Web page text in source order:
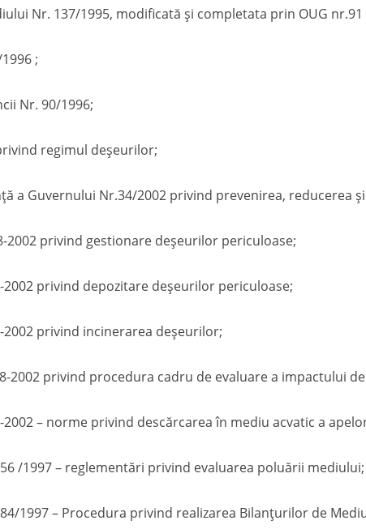
Nr. 137/1995, modificată și completata prin OUG nr.91
;
Nr. 90/1996;
regimul deșeurilor;
a Guvernului Nr.34/2002 privind prevenirea, reducerea
2002 privind gestionare deșeurilor periculoase;
2002 privind depozitare deșeurilor periculoase;
2002 privind incinerarea deșeurilor;
2002 privind procedura cadru de evaluare a impactului
2002 – norme privind descărcarea în mediu acvatic a
/1997 – reglementări privind evaluarea poluării mediului;
1997 – Procedura privind realizarea Bilanțurilor de